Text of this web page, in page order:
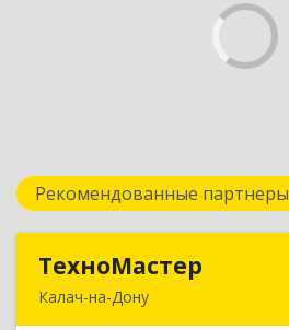
Рекомендованные партнеры
ТехноМастер
Калач-на-Дону